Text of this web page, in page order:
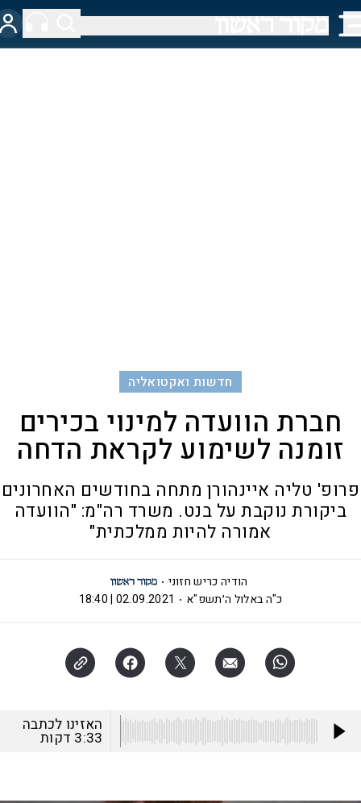
חדשות ואקטואליה
חברת הוועדה למינוי בכירים
זומנה לשימוע לקראת הדחה
פרופ' טליה איינהורן מתחה בחודשים האחרונים
ביקורת נוקבת על בנט. משרד רה"מ: "הוועדה
אמורה להיות ממלכתית"
הודיה כריש חזוני
כ"ה באלול ה׳תשפ"א
02.09.2021 | 18:40
האזינו לכתבה
3:33 דקות